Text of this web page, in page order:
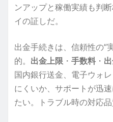
ンアップと稼働実績も判
イの証しだ。
出金手続きは、信頼性の“
的。 出金上限 ・ 手数料 ・
国内銀行送金、電子ウォ
にくいか、サポートが迅
たい。トラブル時の対応